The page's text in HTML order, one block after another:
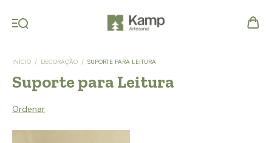
INÍCIO / DECORAÇÃO / SUPORTE PARA LEITURA
Suporte para Leitura
Ordenar